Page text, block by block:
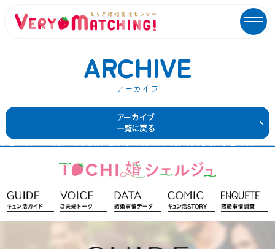
マッチング会員ログイン イベントユーザーログイン
マッチング
ご利用ガイド
ご成婚カップルメッセージ
イベント
イベントガイド
自治体等イベント一覧
自治体等イベントカレンダー
ARCHIVE
アーカイブ
アーカイブ
一覧に戻る